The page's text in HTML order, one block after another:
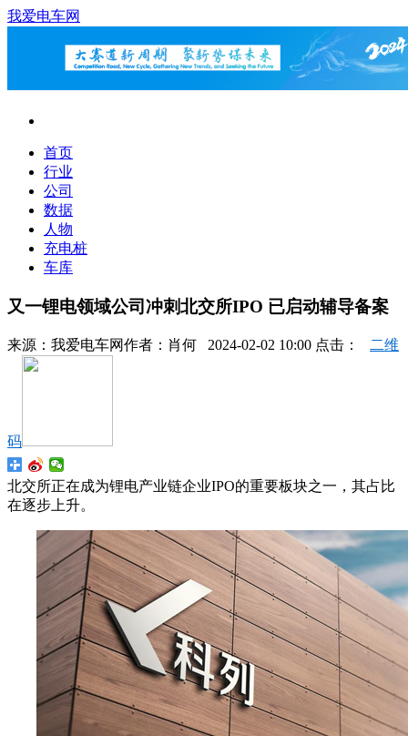
我爱电车网
首页
行业
公司
数据
人物
充电桩
车库
又一锂电领域公司冲刺北交所IPO 已启动辅导备案
来源： 我爱电车网作者： 肖何 2024-02-02 10:00 点击： 二维
码
北交所正在成为锂电产业链企业IPO的重要板块之一，其占比
在逐步上升。